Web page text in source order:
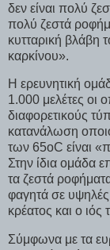
δεν είναι πολύ
πολύ ζεστά
κυτταρική βλάβη
καρκίνου».
Η ερευνητική
1.000 μελέτες
διαφορετικούς
κατανάλωση
των 65οC είναι
Στην ίδια ομάδα
τα ζεστά
φαγητά σε
κρέατος και ο
Σύμφωνα με τα